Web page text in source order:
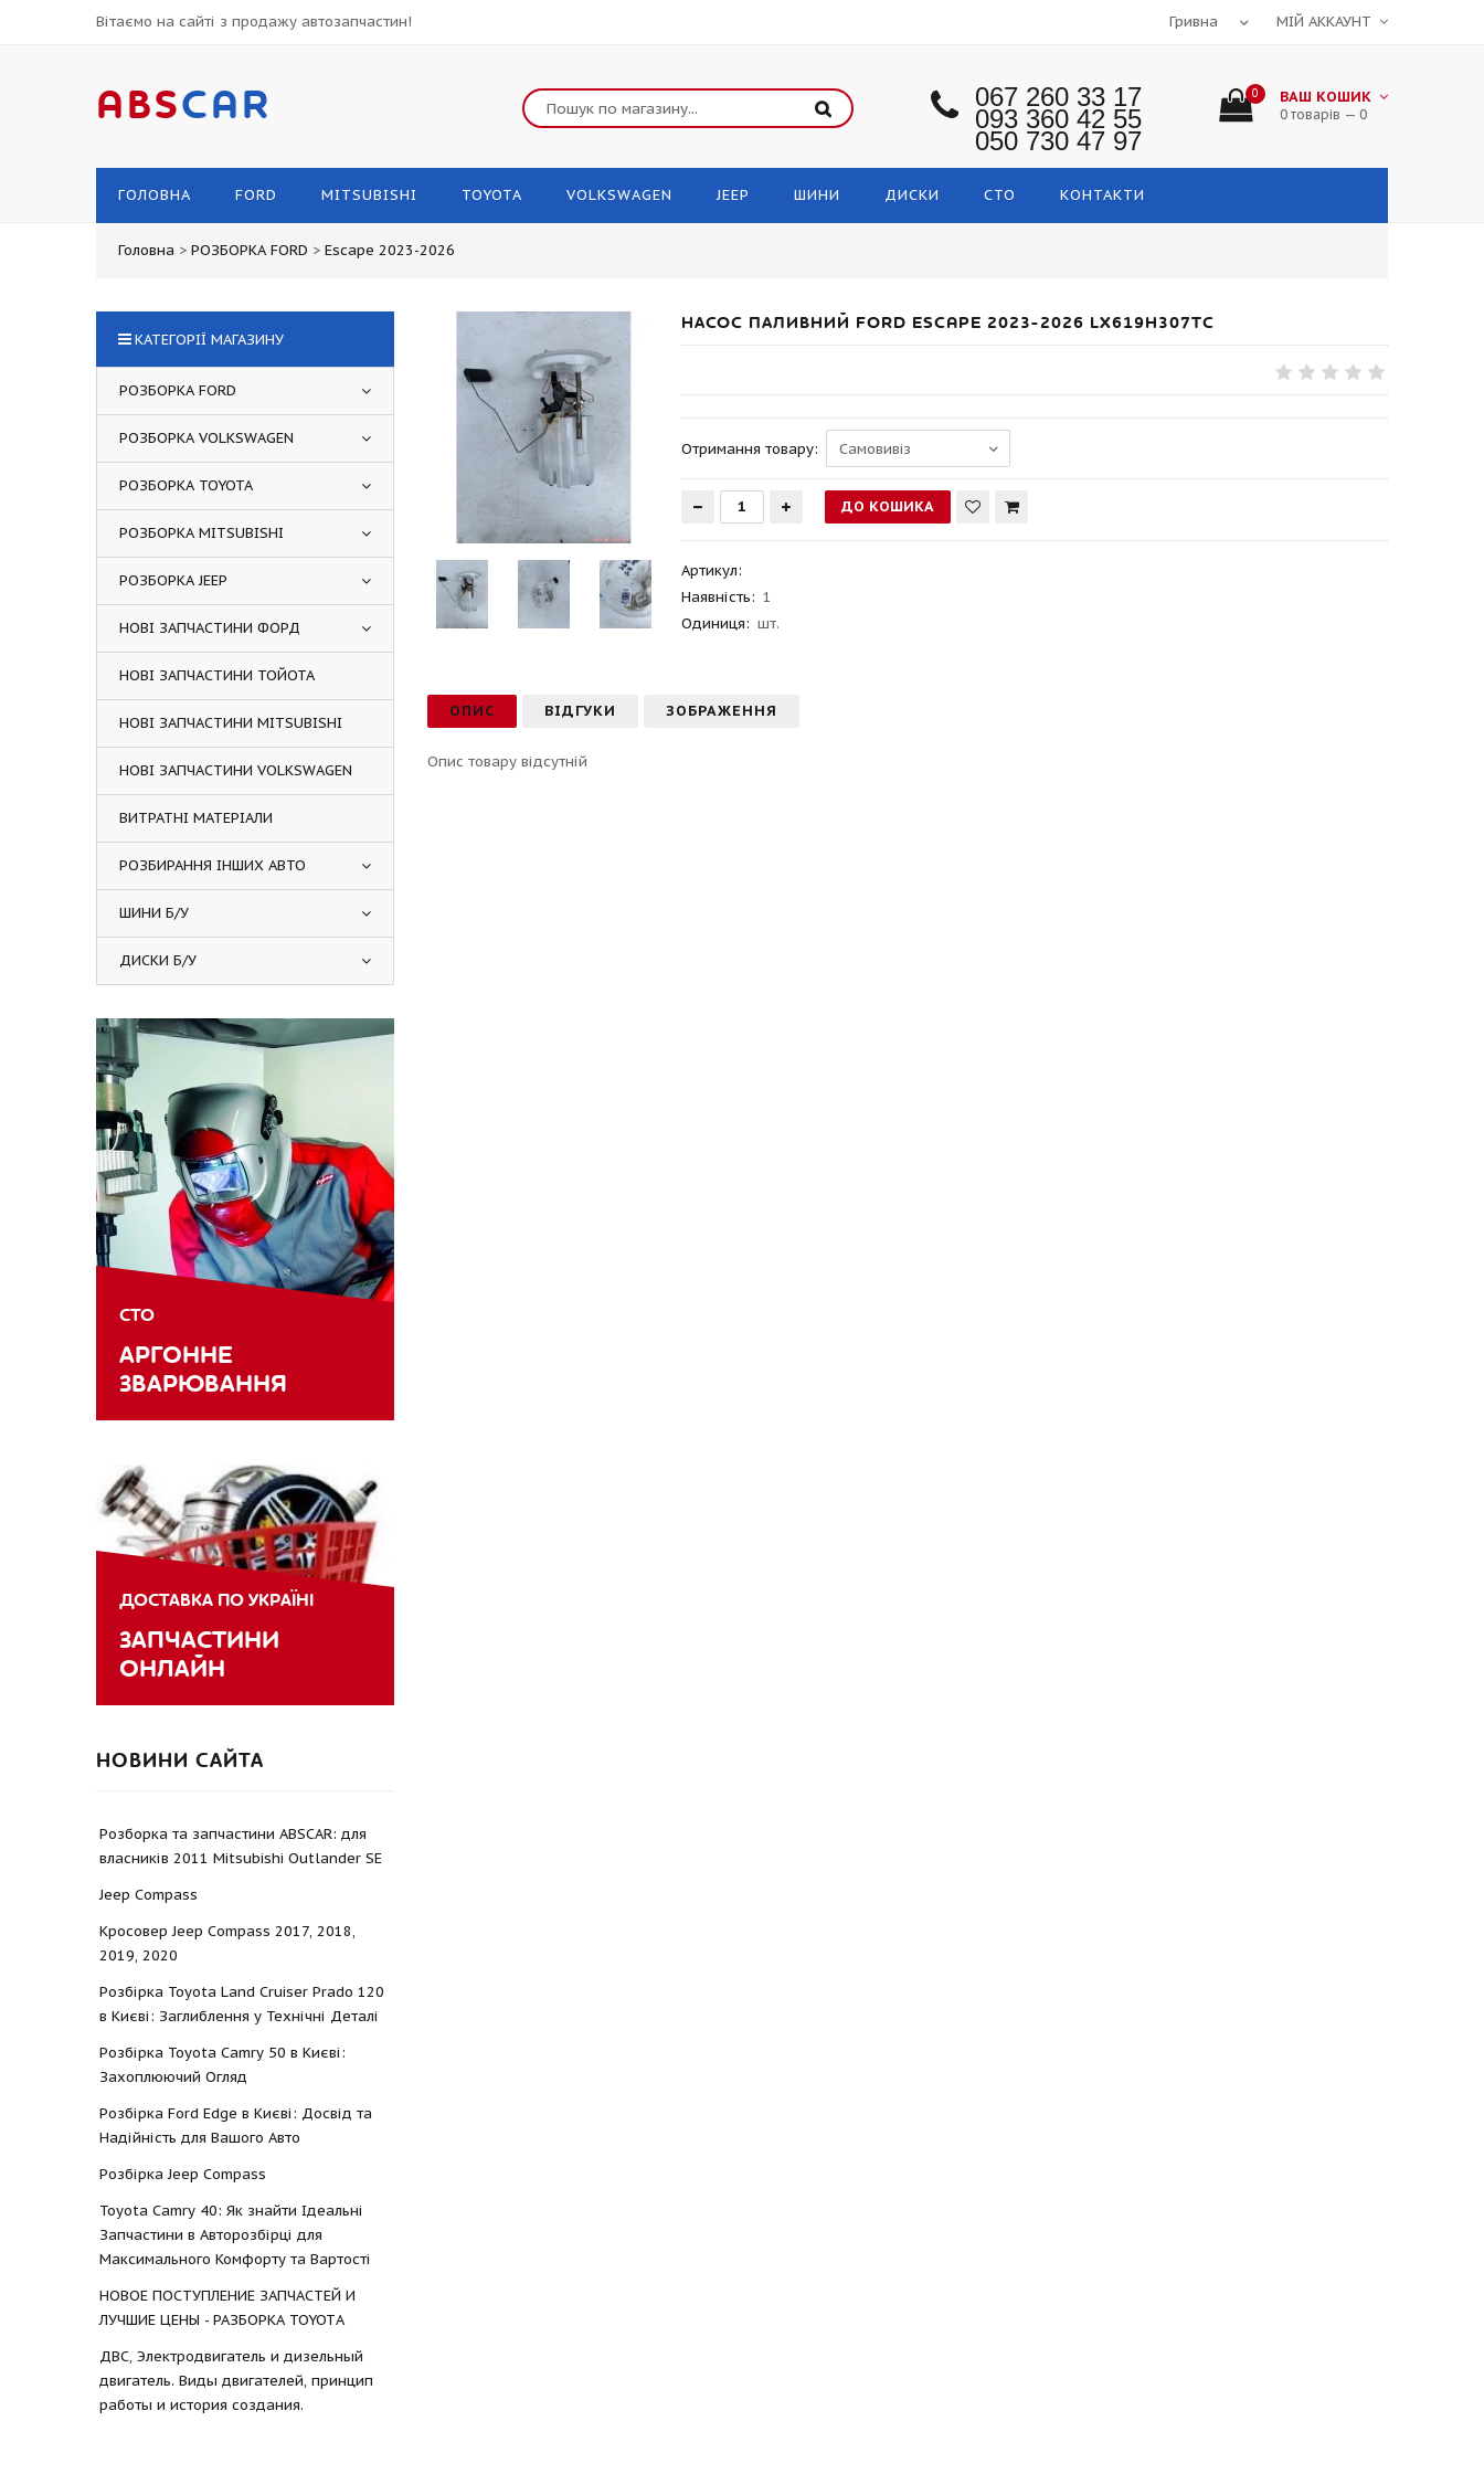
Вітаємо на сайті з продажу автозапчастин! МІЙ АККАУНТ
ABSCAR 067 260 33 17
093 360 42 55
050 730 47 97
0 ВАШ КОШИК
0 товарів — 0
ГОЛОВНА FORD MITSUBISHI TOYOTA VOLKSWAGEN JEEP ШИНИ ДИСКИ СТО КОНТАКТИ
Головна > РОЗБОРКА FORD > Escape 2023-2026
НАСОС ПАЛИВНИЙ FORD ESCAPE 2023-2026 LX619H307TC
Отримання товару:
Артикул:
Наявність: 1
Одиниця: шт.
ОПИС ВІДГУКИ ЗОБРАЖЕННЯ
Опис товару відсутній
КАТЕГОРІЇ МАГАЗИНУ
РОЗБОРКА FORD
РОЗБОРКА VOLKSWAGEN
РОЗБОРКА TOYOTA
РОЗБОРКА MITSUBISHI
РОЗБОРКА JEEP
НОВІ ЗАПЧАСТИНИ ФОРД
НОВІ ЗАПЧАСТИНИ ТОЙОТА
НОВІ ЗАПЧАСТИНИ MITSUBISHI
НОВІ ЗАПЧАСТИНИ VOLKSWAGEN
ВИТРАТНІ МАТЕРІАЛИ
РОЗБИРАННЯ ІНШИХ АВТО
ШИНИ Б/У
ДИСКИ Б/У
СТО
АРГОННЕ
ЗВАРЮВАННЯ
ДОСТАВКА ПО УКРАЇНІ
ЗАПЧАСТИНИ
ОНЛАЙН
НОВИНИ САЙТА
Розборка та запчастини ABSCAR: для
власників 2011 Mitsubishi Outlander SE
Jeep Compass
Кросовер Jeep Compass 2017, 2018,
2019, 2020
Розбірка Toyota Land Cruiser Prado 120
в Києві: Заглиблення у Технічні Деталі
Розбірка Toyota Camry 50 в Києві:
Захоплюючий Огляд
Розбірка Ford Edge в Києві: Досвід та
Надійність для Вашого Авто
Розбірка Jeep Compass
Toyota Camry 40: Як знайти Ідеальні
Запчастини в Авторозбірці для
Максимального Комфорту та Вартості
НОВОЕ ПОСТУПЛЕНИЕ ЗАПЧАСТЕЙ И
ЛУЧШИЕ ЦЕНЫ - РАЗБОРКА TOYOTА
ДВС, Электродвигатель и дизельный
двигатель. Виды двигателей, принцип
работы и история создания.